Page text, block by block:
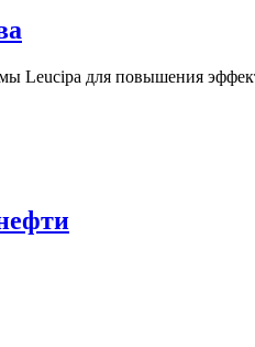
Leucipa для повышения